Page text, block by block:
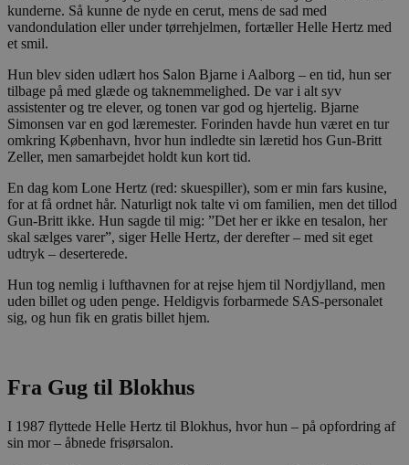
kunderne. Så kunne de nyde en cerut, mens de sad med
vandondulation eller under tørrehjelmen, fortæller Helle Hertz med
et smil.
Hun blev siden udlært hos Salon Bjarne i Aalborg – en tid, hun ser
tilbage på med glæde og taknemmelighed. De var i alt syv
assistenter og tre elever, og tonen var god og hjertelig. Bjarne
Simonsen var en god læremester. Forinden havde hun været en tur
omkring København, hvor hun indledte sin læretid hos Gun-Britt
Zeller, men samarbejdet holdt kun kort tid.
En dag kom Lone Hertz (red: skuespiller), som er min fars kusine,
for at få ordnet hår. Naturligt nok talte vi om familien, men det tillod
Gun-Britt ikke. Hun sagde til mig: ”Det her er ikke en tesalon, her
skal sælges varer”, siger Helle Hertz, der derefter – med sit eget
udtryk – deserterede.
Hun tog nemlig i lufthavnen for at rejse hjem til Nordjylland, men
uden billet og uden penge. Heldigvis forbarmede SAS-personalet
sig, og hun fik en gratis billet hjem.
Fra Gug til Blokhus
I 1987 flyttede Helle Hertz til Blokhus, hvor hun – på opfordring af
sin mor – åbnede frisørsalon.